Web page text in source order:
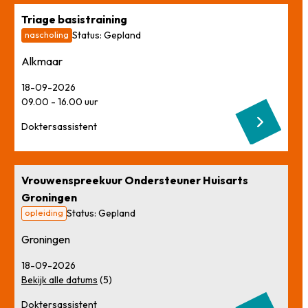
Triage basistraining
nascholing Status: Gepland
Alkmaar
18-09-2026
09.00 - 16.00 uur
Doktersassistent
Vrouwenspreekuur Ondersteuner Huisarts
Groningen
opleiding Status: Gepland
Groningen
18-09-2026
Bekijk alle datums (5)
Doktersassistent